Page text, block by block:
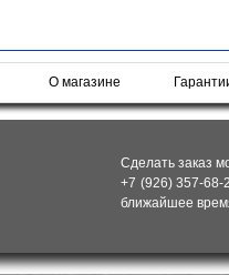
О магазине
Сделать заказ
+7 (926) 357-
ближайшее